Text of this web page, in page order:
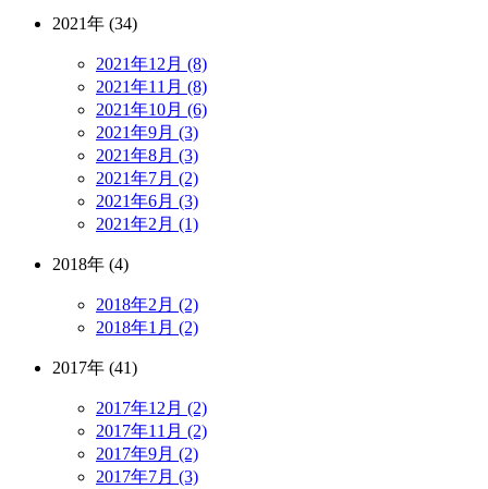
2021年 (34)
2021年12月 (8)
2021年11月 (8)
2021年10月 (6)
2021年9月 (3)
2021年8月 (3)
2021年7月 (2)
2021年6月 (3)
2021年2月 (1)
2018年 (4)
2018年2月 (2)
2018年1月 (2)
2017年 (41)
2017年12月 (2)
2017年11月 (2)
2017年9月 (2)
2017年7月 (3)